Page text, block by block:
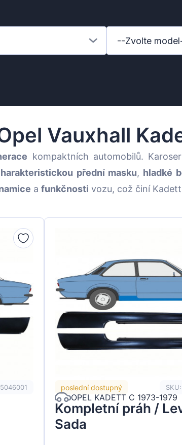
Benz
--Zvolte
Vauxhall
kompaktních automobilů.
přední masku, hladké
a funkčnosti vozu, což činí
poslední dostupný
OPEL KADETT C 1973-1979
Kompletní práh /
Sada